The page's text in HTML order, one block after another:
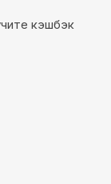
кэшбэк